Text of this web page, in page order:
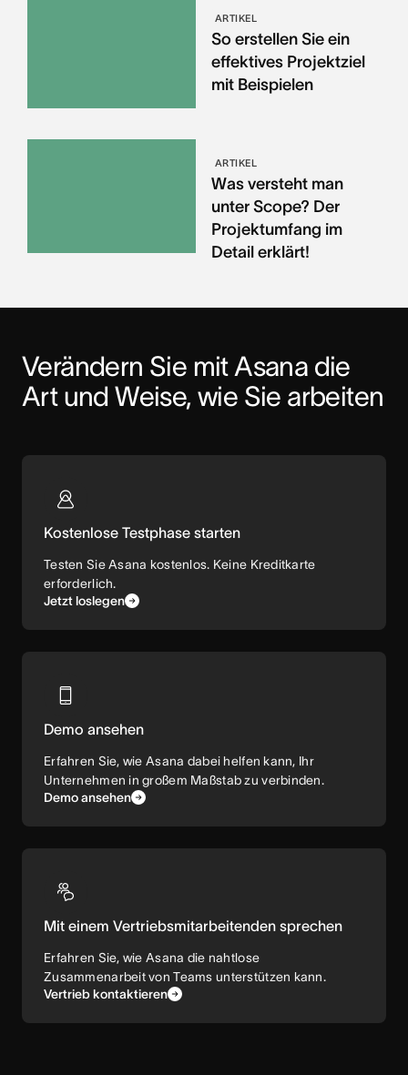
ARTIKEL
So erstellen Sie ein
effektives Projektziel
mit Beispielen
ARTIKEL
Was versteht man
unter Scope? Der
Projektumfang im
Detail erklärt!
Verändern Sie mit Asana die
Art und Weise, wie Sie arbeiten
Kostenlose Testphase starten
Testen Sie Asana kostenlos. Keine Kreditkarte
erforderlich.
Jetzt loslegen
Demo ansehen
Erfahren Sie, wie Asana dabei helfen kann, Ihr
Unternehmen in großem Maßstab zu verbinden.
Demo ansehen
Mit einem Vertriebsmitarbeitenden sprechen
Erfahren Sie, wie Asana die nahtlose
Zusammenarbeit von Teams unterstützen kann.
Vertrieb kontaktieren